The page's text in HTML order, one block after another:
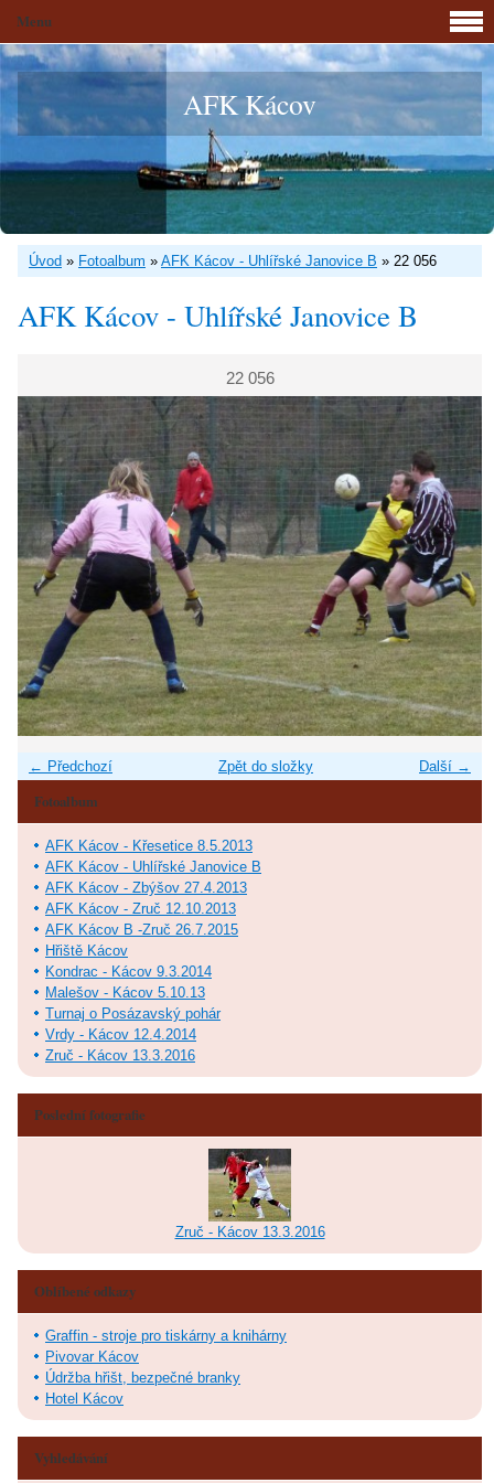
AFK Kácov
Úvod » Fotoalbum » AFK Kácov - Uhlířské Janovice B » 22 056
AFK Kácov - Uhlířské Janovice B
22 056
← Předchozí Další →
Zpět do složky
Menu
Fotoalbum
AFK Kácov - Křesetice 8.5.2013
AFK Kácov - Uhlířské Janovice B
AFK Kácov - Zbýšov 27.4.2013
AFK Kácov - Zruč 12.10.2013
AFK Kácov B -Zruč 26.7.2015
Hřiště Kácov
Kondrac - Kácov 9.3.2014
Malešov - Kácov 5.10.13
Turnaj o Posázavský pohár
Vrdy - Kácov 12.4.2014
Zruč - Kácov 13.3.2016
Poslední fotografie
Zruč - Kácov 13.3.2016
Oblíbené odkazy
Graffin - stroje pro tiskárny a knihárny
Pivovar Kácov
Údržba hřišt, bezpečné branky
Hotel Kácov
Vyhledávání